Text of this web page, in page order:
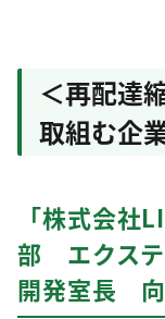
＜再配達
取組む企
「株式会社
部 エクス
開発室長